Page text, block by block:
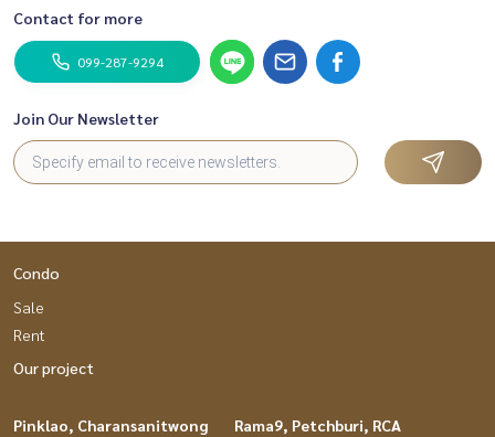
Contact for more
099-287-9294
Join Our Newsletter
Condo
Sale
Rent
Our project
Pinklao, Charansanitwong
Rama9, Petchburi, RCA